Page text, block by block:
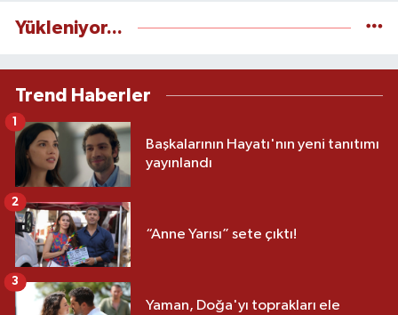
Yükleniyor...
Trend Haberler
Başkalarının Hayatı'nın yeni tanıtımı
yayınlandı
1
“Anne Yarısı” sete çıktı!
2
Yaman, Doğa'yı toprakları ele
3